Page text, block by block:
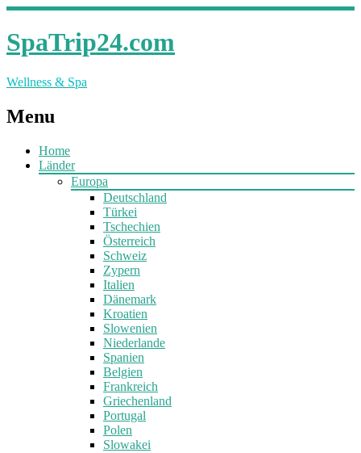
SpaTrip24.com
Wellness & Spa
Menu
Home
Länder
Europa
Deutschland
Türkei
Tschechien
Österreich
Schweiz
Zypern
Italien
Dänemark
Kroatien
Slowenien
Niederlande
Spanien
Belgien
Frankreich
Griechenland
Portugal
Polen
Slowakei